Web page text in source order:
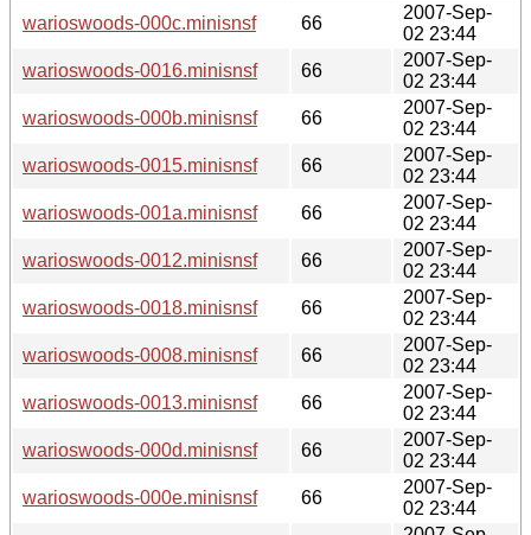
warioswoods-000c.minisnsf
66
2007-Sep-
02 23:44
warioswoods-0016.minisnsf
66
2007-Sep-
02 23:44
warioswoods-000b.minisnsf
66
2007-Sep-
02 23:44
warioswoods-0015.minisnsf
66
2007-Sep-
02 23:44
warioswoods-001a.minisnsf
66
2007-Sep-
02 23:44
warioswoods-0012.minisnsf
66
2007-Sep-
02 23:44
warioswoods-0018.minisnsf
66
2007-Sep-
02 23:44
warioswoods-0008.minisnsf
66
2007-Sep-
02 23:44
warioswoods-0013.minisnsf
66
2007-Sep-
02 23:44
warioswoods-000d.minisnsf
66
2007-Sep-
02 23:44
warioswoods-000e.minisnsf
66
2007-Sep-
02 23:44